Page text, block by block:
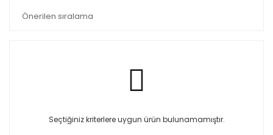
Seçtiğiniz kriterlere uygun ürün bulunamamıştır.